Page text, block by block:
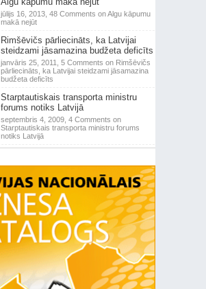
jūlijs 16, 2013, 48 Comments on Algu kāpumu
makā nejūt
Rimšēvičs pārliecināts, ka Latvijai
steidzami jāsamazina budžeta deficīts
janvāris 25, 2011, 5 Comments on Rimšēvičs
pārliecināts, ka Latvijai steidzami jāsamazina
budžeta deficīts
Starptautiskais transporta ministru
forums notiks Latvijā
septembris 4, 2009, 4 Comments on
Starptautiskais transporta ministru forums
notiks Latvijā